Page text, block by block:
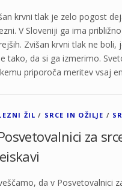
krvni tlak je zelo pogost
V Sloveniji ga ima
Zvišan krvni tlak ne
tako, da si ga izmerimo.
priporoča meritev vsaj
ŽIL / SRCE IN OŽILJE /
za
da v Posvetovalnici